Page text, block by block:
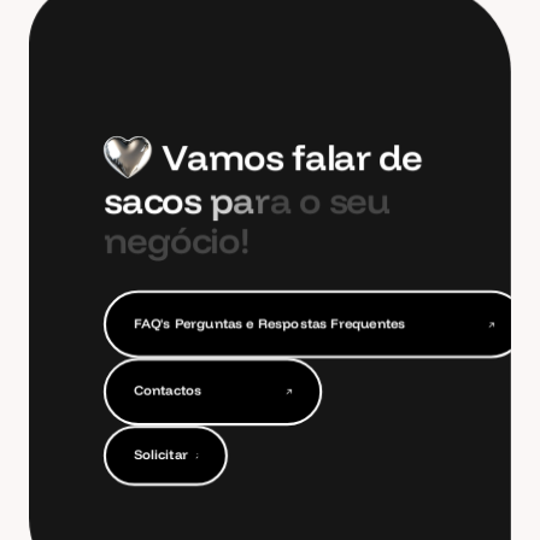
Vamosfalarde
sacos para o seu
negócio!
FAQ's Perguntas e Respostas Frequentes
FAQ's Perguntas e Respostas Frequentes
Solicitar
Contactos
Contactos